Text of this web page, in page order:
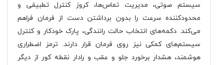
سیستم صوتی، مدیریت تماس‌ها، کروز کنترل تطبیقی و
محدودکننده سرعت را بدون برداشتن دست از فرمان فراهم
می‌کند. دکمه‌های انتخاب حالت رانندگی، پارک خودکار و کنترل
سیستم‌های کمکی نیز روی فرمان قرار دارند. ترمز اضطراری
هوشمند، هشدار برخورد جلو و عقب و رادار نقطه کور از دیگر